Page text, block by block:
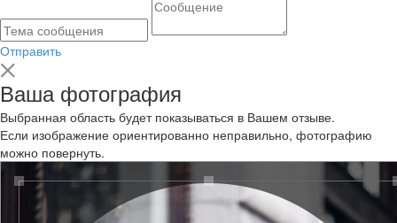
Отправить
Ваша фотография
Выбранная область будет показываться в Вашем отзыве.
Если изображение ориентированно неправильно, фотографию
можно повернуть.